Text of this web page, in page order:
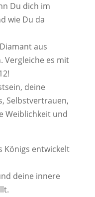
Du dich im
wie Du da
aus
Vergleiche es mit
deine
Selbstvertrauen,
Weiblichkeit und
Königs entwickelt
deine innere